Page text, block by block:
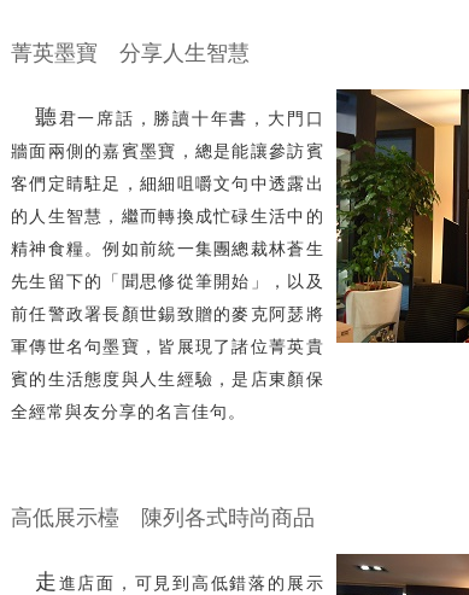
菁英墨寶 分享人生智慧
聽君一席話，勝讀十年書，大門口
牆面兩側的嘉賓墨寶，總是能讓參訪賓
客們定睛駐足，細細咀嚼文句中透露出
的人生智慧，繼而轉換成忙碌生活中的
精神食糧。例如前統一集團總裁林蒼生
先生留下的「聞思修從筆開始」，以及
前任警政署長顏世錫致贈的麥克阿瑟將
軍傳世名句墨寶，皆展現了諸位菁英貴
賓的生活態度與人生經驗，是店東顏保
全經常與友分享的名言佳句。
高低展示檯 陳列各式時尚商品
走進店面，可見到高低錯落的展示